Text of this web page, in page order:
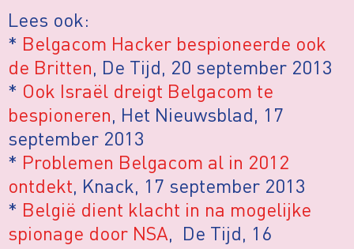
Lees ook:
* Belgacom Hacker bespioneerde ook
de Britten, De Tijd, 20 september 2013
* Ook Israël dreigt Belgacom te
bespioneren, Het Nieuwsblad, 17
september 2013
* Problemen Belgacom al in 2012
ontdekt, Knack, 17 september 2013
* België dient klacht in na mogelijke
spionage door NSA, De Tijd, 16